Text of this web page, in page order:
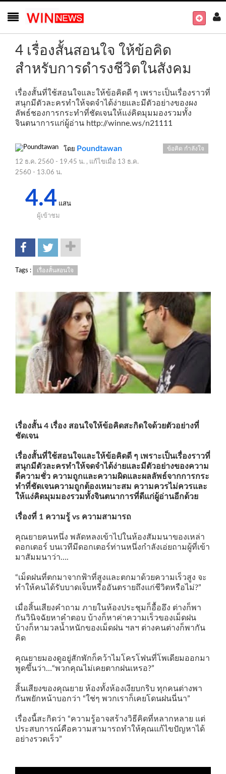
4 เรื่องสั้นสอนใจ ให้ข้อคิด
สำหรับการดำรงชีวิตในสังคม
เรื่องสั้นที่ใช้สอนใจและให้ข้อคิดดี ๆ เพราะเป็นเรื่องราวที่
สนุกมีตัวละครทำให้จดจำได้ง่ายและมีตัวอย่างของผง
ลัพธ์ชองการกระทำที่ชัดเจนให้แง่คิดมุมมองรวมทั้ง
จินตนาการแก่ผู้อ่าน http://winne.ws/n21111
โดย Poundtawan
12 ธ.ค. 2560 - 19.45 น. , แก้ไขเมื่อ 13 ธ.ค.
2560 - 13.06 น.
ข้อคิด กำลังใจ
4.4 แสน
ผู้เข้าชม
Tags : เรื่องสั้นสอนใจ
เรื่องสั้น 4 เรื่อง สอนใจให้ข้อคิดสะกิดใจด้วยตัวอย่างที่
ชัดเจน
เรื่องสั้นที่ใช้สอนใจและให้ข้อคิดดี ๆ เพราะเป็นเรื่องราวที่
สนุกมีตัวละครทำให้จดจำได้ง่ายและมีตัวอย่างของความ
ดีความชั่ว ความถูกและความผิดและผลลัพธ์จากการกระ
ทำที่ชัดเจนความถูกต้องเหมาะสม ความควรไม่ควรและ
ให้แง่คิดมุมมองรวมทั้งจินตนาการที่ดีแก่ผู้อ่านอีกด้วย
เรื่องที่ 1 ความรู้ vs ความสามารถ
คุณยายคนหนึ่ง พลัดหลงเข้าไปในห้องสัมมนาของเหล่า
ดอกเตอร์ บนเวทีมีดอกเตอร์ท่านหนึ่งกำลังเอ่ยถามผู้ที่เข้า
มาสัมมนาว่า….
“เม็ดฝนที่ตกมาจากฟ้าที่สูงและตกมาด้วยความเร็วสูง จะ
ทำให้คนได้รับบาดเจ็บหรืออันตรายถึงแก่ชีวิตหรือไม่?”
เมื่อสิ้นเสียงคำถาม ภายในห้องประชุมก็อื้ออึง ต่างก็พา
กันวินิจฉัยหาคำตอบ บ้างก็หาค่าความเร็วของเม็ดฝน
บ้างก็หามวลน้ำหนักของเม็ดฝน ฯลฯ ต่างคนต่างก็พากัน
คิด
คุณยายมองดูอยู่สักพักก็คว้าไมโครโฟนที่โพเดียมออกมา
พูดขึ้นว่า…“พวกคุณไม่เคยตากฝนเหรอ?”
สิ้นเสียงของคุณยาย ห้องทั้งห้องเงียบกริบ ทุกคนต่างพา
กันพยักหน้าบอกว่า “ใช่ๆ พวกเราก็เคยโดนฝนนี่นา”
เรื่องนี้สะกิดว่า “ความรู้อาจสร้างวิธีคิดที่หลากหลาย แต่
ประสบการณ์คือความสามารถทำให้คุณแก้ไขปัญหาได้
อย่างรวดเร็ว”